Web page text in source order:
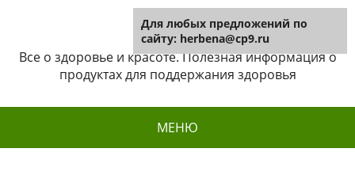
Herbena
Все о здоровье и красоте. Полезная информация о
продуктах для поддержания здоровья
МЕНЮ
Для любых предложений по
сайту: herbena@cp9.ru